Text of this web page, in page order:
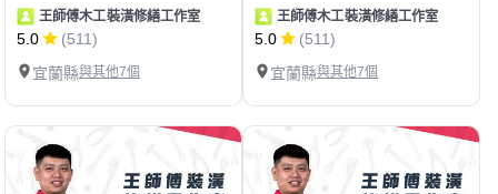
王師傅木工裝潢修繕工作室
5.0
(511)
宜蘭縣與其他7個
王師傅木工裝潢修繕工作室
5.0
(511)
宜蘭縣與其他7個